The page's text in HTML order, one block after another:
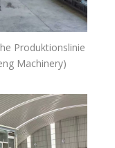
Produktionslinie
Machinery)